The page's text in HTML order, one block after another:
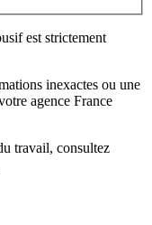
est strictement
inexactes ou une
agence France
travail, consultez